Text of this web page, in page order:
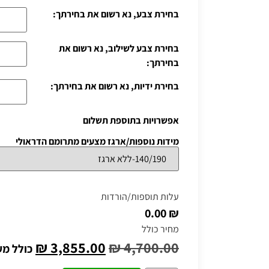
בחירת צבע, נא רשום את בחירתך:
בחירת צבע לשילוב, נא רשום את
בחירתך:
בחירת ידיות, נא רשום את בחירתך:
אפשרויות בתוספת תשלום
מידות נוספות/ארגז מצעים מתרומם הדראולי
עלות תוספות/הורדות
₪ 0.00
מחיר כולל
₪4,700.00
₪3,855.00 כולל